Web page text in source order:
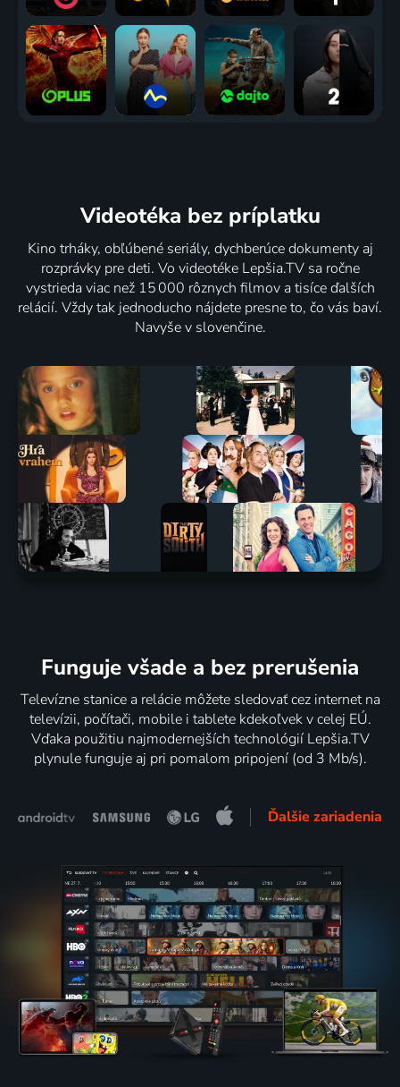
Videotéka bez príplatku
Kino trháky, obľúbené seriály, dychberúce dokumenty aj
rozprávky pre deti. Vo videotéke Lepšia.TV sa ročne
vystrieda viac než 15 000 rôznych filmov a tisíce ďalších
relácií. Vždy tak jednoducho nájdete presne to, čo vás baví.
Navyše v slovenčine.
Funguje všade a bez prerušenia
Televízne stanice a relácie môžete sledovať cez internet na
televízii, počítači, mobile i tablete kdekoľvek v celej EÚ.
Vďaka použitiu najmodernejších technológií Lepšia.TV
plynule funguje aj pri pomalom pripojení (od 3 Mb/s).
Ďalšie zariadenia